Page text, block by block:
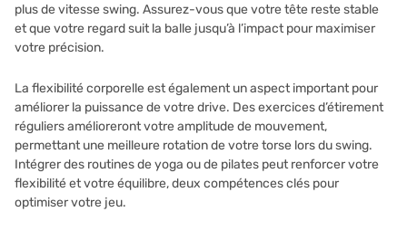
plus de vitesse swing. Assurez-vous que votre tête reste stable
et que votre regard suit la balle jusqu’à l’impact pour maximiser
votre précision.
La flexibilité corporelle est également un aspect important pour
améliorer la puissance de votre drive. Des exercices d’étirement
réguliers amélioreront votre amplitude de mouvement,
permettant une meilleure rotation de votre torse lors du swing.
Intégrer des routines de yoga ou de pilates peut renforcer votre
flexibilité et votre équilibre, deux compétences clés pour
optimiser votre jeu.